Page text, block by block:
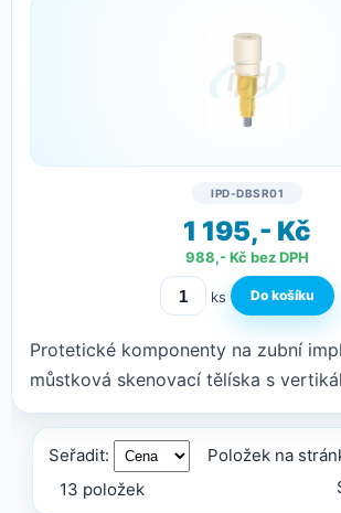
IPD-DBSR01
1 195,- Kč
988,- Kč bez DPH
ks
Protetické komponenty na zubní
můstková skenovací tělíska s
Seřadit:
Položek na
13 položek